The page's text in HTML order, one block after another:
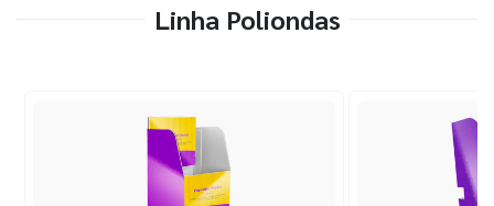
Linha Poliondas